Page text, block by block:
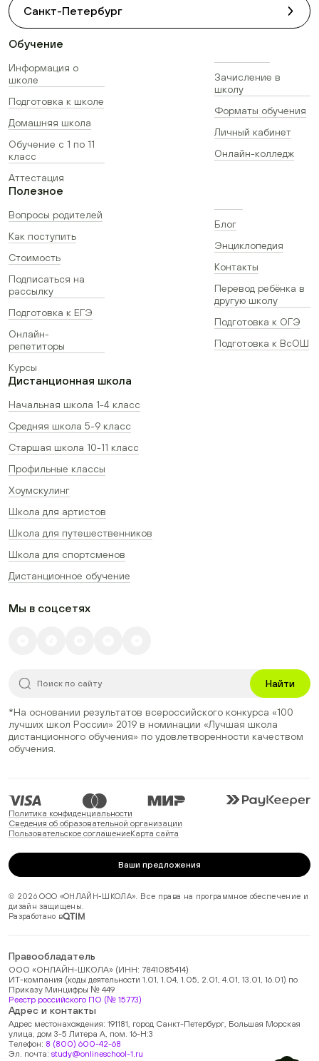
Санкт-Петербург
Обучение
Информация о
школе
Подготовка к школе
Домашняя школа
Обучение с 1 по 11
класс
Аттестация
Зачисление в
школу
Форматы обучения
Личный кабинет
Онлайн-колледж
Полезное
Вопросы родителей
Как поступить
Стоимость
Подписаться на
рассылку
Подготовка к ЕГЭ
Онлайн-
репетиторы
Курсы
Блог
Энциклопедия
Контакты
Перевод ребёнка в
другую школу
Подготовка к ОГЭ
Подготовка к ВсОШ
Дистанционная школа
Начальная школа 1-4 класс
Средняя школа 5-9 класс
Старшая школа 10-11 класс
Профильные классы
Хоумскулинг
Школа для артистов
Школа для путешественников
Школа для спортсменов
Дистанционное обучение
Мы в соцсетях
Найти
*На основании результатов всероссийского конкурса «100
лучших школ России» 2019 в номинации «Лучшая школа
дистанционного обучения» по удовлетворенности качеством
обучения.
Политика конфиденциальности
Сведения об образовательной организации
Пользовательское соглашениеКарта сайта
Ваши предложения
© 2026 ООО «ОНЛАЙН-ШКОЛА». Все права на программное обеспечение и
дизайн защищены.
Разработано в
Правообладатель
ООО «ОНЛАЙН-ШКОЛА» (ИНН: 7841085414)
ИТ-компания (коды деятельности 1.01, 1.04, 1.05, 2.01, 4.01, 13.01, 16.01) по
Приказу Минцифры № 449
Реестр российского ПО (№ 15773)
Адрес и контакты
Адрес местонахождения: 191181, город Санкт-Петербург, Большая Морская
улица, дом 3-5 Литера А, пом. 16-Н:3
Телефон: 8 (800) 600-42-68
Эл. почта: study@onlineschool-1.ru